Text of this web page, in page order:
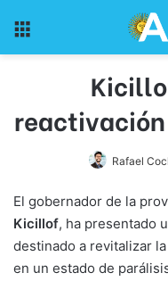
Rafael
El gobernador de la
Kicillof, ha presentado
destinado a revitalizar
en un estado de